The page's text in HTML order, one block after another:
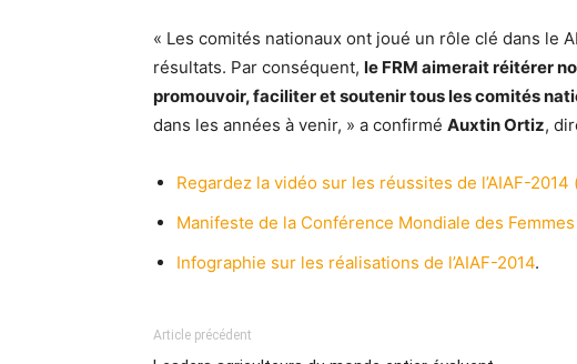
« Les comités nationaux ont joué un rôle clé dans le
résultats. Par conséquent, le FRM aimerait réitérer
promouvoir, faciliter et soutenir tous les comités
dans les années à venir, » a confirmé Auxtin Ortiz,
Regardez la vidéo sur les réussites de l’AIAF-2014
Manifeste de la Conférence Mondiale des
Infographie sur les réalisations de l’AIAF-2014.
Article précédent